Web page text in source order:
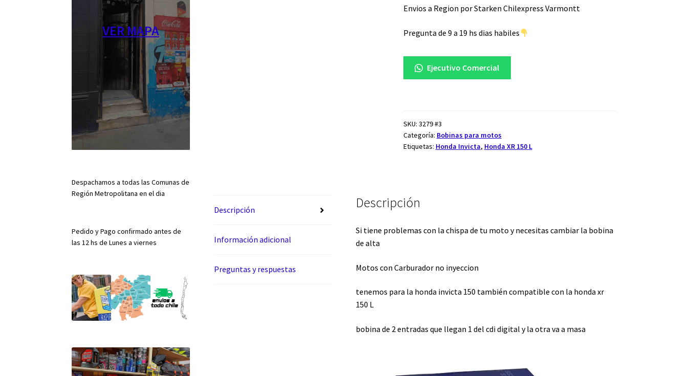
3279
Envios a Region por Starken Chilexpress Varmontt
Pregunta de 9 a 19 hs dias habiles
Ejecutivo Comercial
SKU: 3279 #3
Categoría: Bobinas para motos
Etiquetas: Honda Invicta, Honda XR 150 L
Descripción
Información adicional
Preguntas y respuestas
Descripción
Si tiene problemas con la chispa de tu moto y necesitas cambiar la bobina
de alta
Motos con Carburador no inyeccion
tenemos para la honda invicta 150 también compatible con la honda xr
150 L
bobina de 2 entradas que llegan 1 del cdi digital y la otra va a masa
VER MAPA
Despachamos a todas las Comunas de
Región Metropolitana en el dia
Pedido y Pago confirmado antes de
las 12 hs de Lunes a viernes